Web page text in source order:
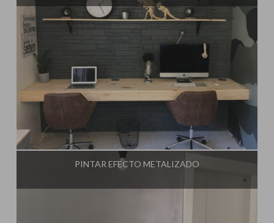
Influencer: Steffido
PINTAR EFECTO METALIZADO